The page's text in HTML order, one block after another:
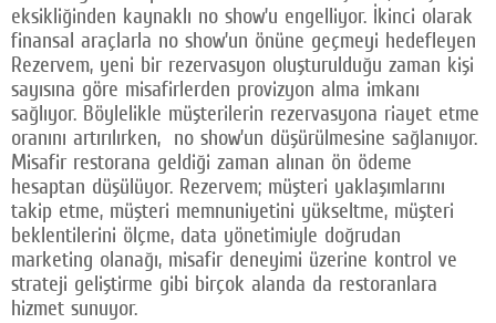
eksikliğinden kaynaklı no show’u engelliyor. İkinci olarak
finansal araçlarla no show’un önüne geçmeyi hedefleyen
Rezervem, yeni bir rezervasyon oluşturulduğu zaman kişi
sayısına göre misafirlerden provizyon alma imkanı
sağlıyor. Böylelikle müşterilerin rezervasyona riayet etme
oranını artırılırken, no show’un düşürülmesine sağlanıyor.
Misafir restorana geldiği zaman alınan ön ödeme
hesaptan düşülüyor. Rezervem; müşteri yaklaşımlarını
takip etme, müşteri memnuniyetini yükseltme, müşteri
beklentilerini ölçme, data yönetimiyle doğrudan
marketing olanağı, misafir deneyimi üzerine kontrol ve
strateji geliştirme gibi birçok alanda da restoranlara
hizmet sunuyor.